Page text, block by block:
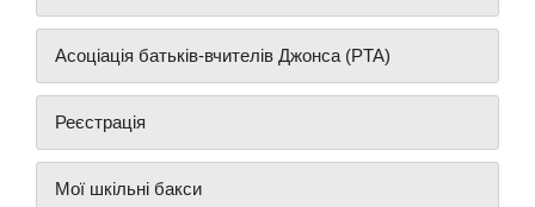
Асоціація батьків-вчителів Джонса (PTA)
Реєстрація
Мої шкільні бакси